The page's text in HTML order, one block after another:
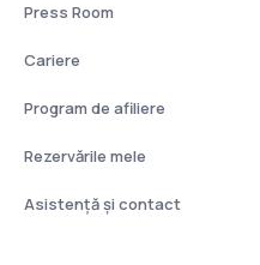
Press Room
Cariere
Program de afiliere
Rezervările mele
Asistenţă şi contact